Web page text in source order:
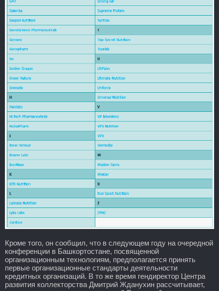
Кроме того, он сообщил, что в следующем году на очередной
конференции в Башкортостане, посвященной
организационным технологиям, предполагается принять
первые организационные стандарты деятельности
кредитных организаций. В то же время гендиректор Центра
развития коллекторства Дмитрий Жданухин рассчитывает,